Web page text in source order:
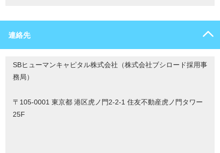
連絡先
SBヒューマンキャピタル株式会社（株式会社ブシロード採用事
務局）
〒105-0001 東京都 港区虎ノ門2-2-1 住友不動産虎ノ門タワー
25F